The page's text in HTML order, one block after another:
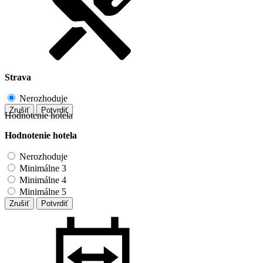
Strava
Nerozhoduje
Zrušiť Potvrdiť
Hodnotenie hotela
Hodnotenie hotela
Nerozhoduje
Minimálne 3
Minimálne 4
Minimálne 5
Zrušiť Potvrdiť